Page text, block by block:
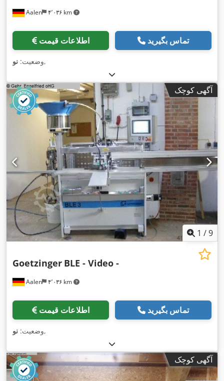
Aalen ۴٬۰۳۶ km
اطلاعات قیمت تماس بگیرید
وضعیت: نو ,
آگهی کوچک
1 /9
Aalen ۴٬۰۳۶ km
Goetzinger BLE - Video -
اطلاعات قیمت تماس بگیرید
وضعیت: نو ,
آگهی کوچک